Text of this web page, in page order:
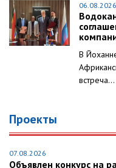
06.08.2026
В
встреча...
Проекты
07.08.2026
Объявлен конкурс на